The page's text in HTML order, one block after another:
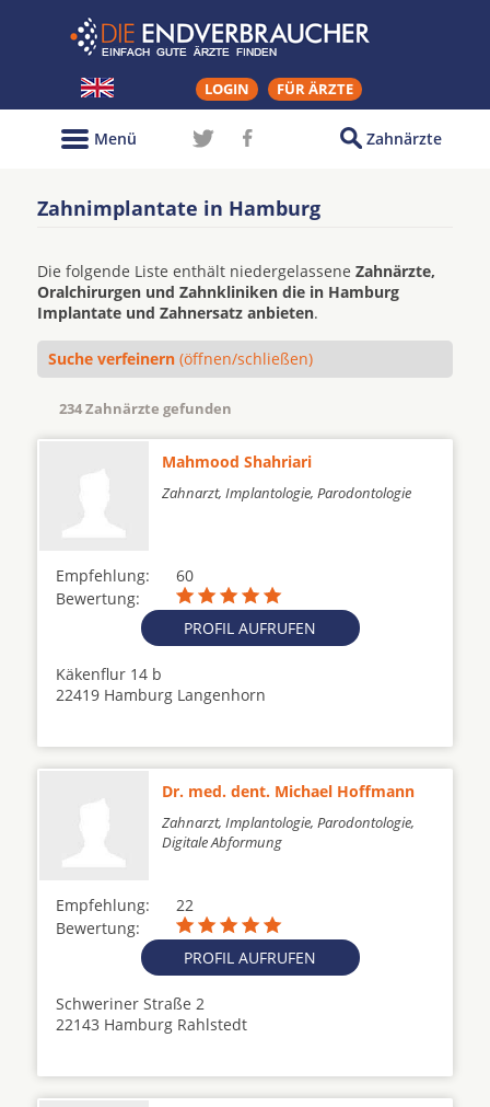
LOGIN FÜR ÄRZTE
Zahnärzte
Menü
Zahnimplantate in Hamburg
Die folgende Liste enthält niedergelassene Zahnärzte,
Oralchirurgen und Zahnkliniken die in Hamburg
Implantate und Zahnersatz anbieten.
Suche verfeinern (öffnen/schließen)
234 Zahnärzte gefunden
Mahmood Shahriari
Zahnarzt, Implantologie, Parodontologie
Empfehlung:
60
Bewertung:
PROFIL AUFRUFEN
Käkenflur 14 b
22419 Hamburg Langenhorn
Dr. med. dent. Michael Hoffmann
Zahnarzt, Implantologie, Parodontologie,
Digitale Abformung
Empfehlung:
22
Bewertung:
PROFIL AUFRUFEN
Schweriner Straße 2
22143 Hamburg Rahlstedt